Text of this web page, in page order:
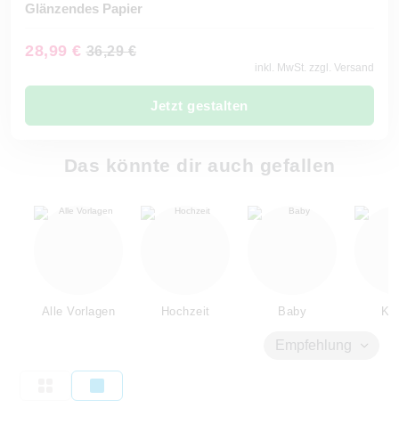
Glänzendes Papier
28,99 € 36,29 €
inkl. MwSt. zzgl. Versand
Jetzt gestalten
Das könnte dir auch gefallen
Alle Vorlagen Hochzeit Baby
Empfehlung